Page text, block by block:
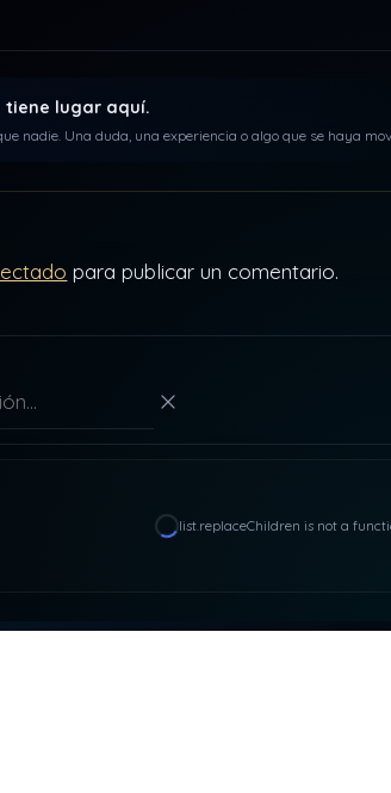
tiene lugar aquí.
nadie. Una duda, una experiencia o algo que se haya
para publicar un comentario.
list.replaceChildren is not a